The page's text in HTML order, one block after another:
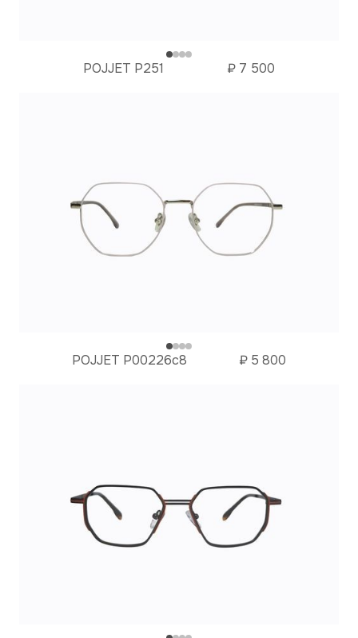
POJJET P251 ₽ 7 500
POJJET P00226с8 ₽ 5 800